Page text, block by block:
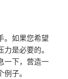
。如果您希望
是必要的。
一下，营造一
子。